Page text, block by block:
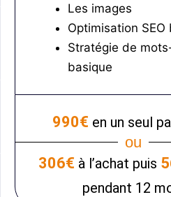
Les images
Optimisation SEO
Stratégie de
basique
990€ en un seul
ou
306€ à l’achat puis
pendant 12